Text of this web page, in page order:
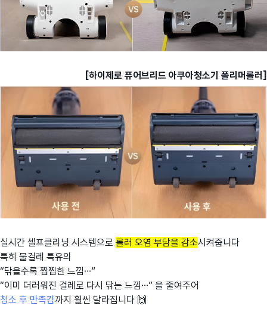
[하이제로 퓨어브리드 아쿠아청소기 폴리머롤러]
실시간 셀프클리닝 시스템으로 롤러 오염 부담을 감소시켜줍니다
특히 물걸레 특유의
“닦을수록 찝찝한 느낌…”
“이미 더러워진 걸레로 다시 닦는 느낌…” 을 줄여주어
청소 후 만족감까지 훨씬 달라집니다 🙌